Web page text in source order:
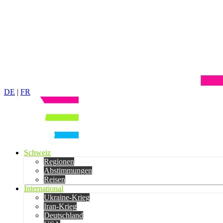
DE | FR
Schweiz
Regionen
Abstimmungen
Reisen
International
Ukraine-Krieg
Iran-Krieg
Deutschland